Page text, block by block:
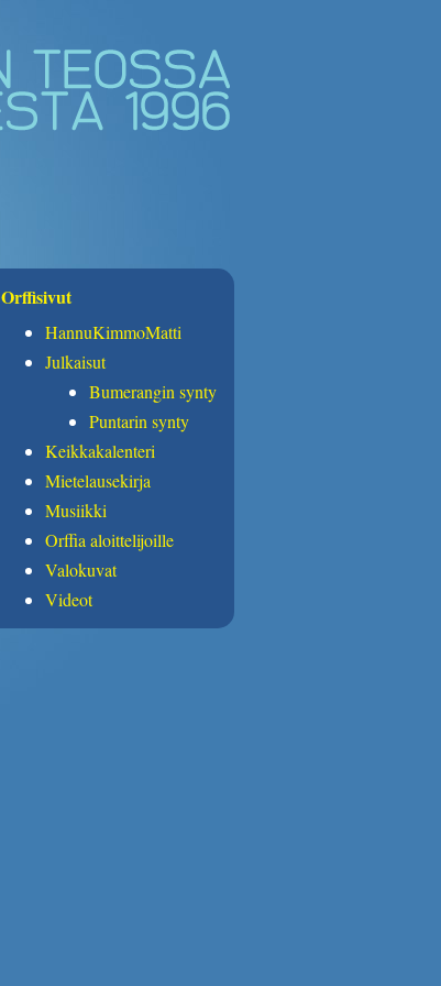
Orffisivut
HannuKimmoMatti
Julkaisut
Bumerangin synty
Puntarin synty
Keikkakalenteri
Mietelausekirja
Musiikki
Orffia aloittelijoille
Valokuvat
Videot